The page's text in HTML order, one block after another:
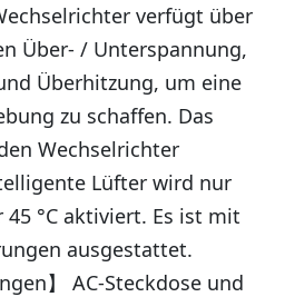
verfügt über
Über- / Unterspannung,
Überhitzung, um eine
zu schaffen. Das
Wechselrichter
Lüfter wird nur
°C aktiviert. Es ist mit
ausgestattet.
】 AC-Steckdose und